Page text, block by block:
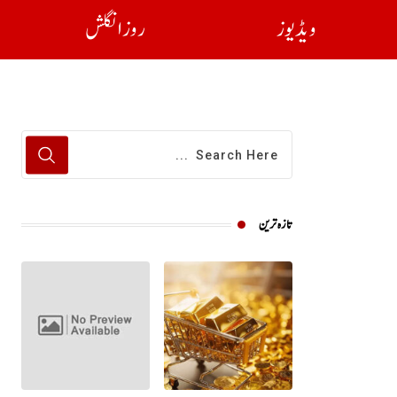
ویڈیوز روز انگلش
تازہ ترین